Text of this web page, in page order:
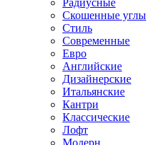
Радиусные
Скошенные углы
Стиль
Современные
Евро
Английские
Дизайнерские
Итальянские
Кантри
Классические
Лофт
Модерн